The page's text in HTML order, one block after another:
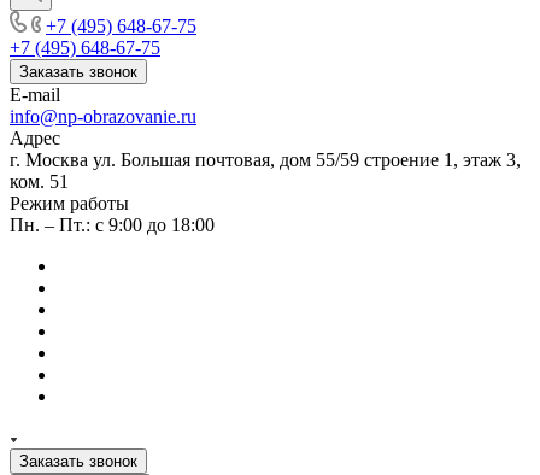
+7 (495) 648-67-75
+7 (495) 648-67-75
Заказать звонок
E-mail
info@np-obrazovanie.ru
Адрес
г. Москва ул. Большая почтовая, дом 55/59 строение 1, этаж 3,
ком. 51
Режим работы
Пн. – Пт.: с 9:00 до 18:00
Заказать звонок